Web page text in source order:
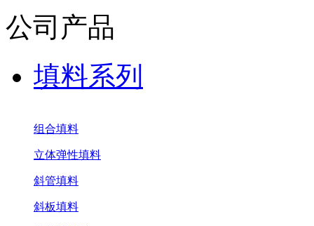
公司产品
填料系列
组合填料
立体弹性填料
斜管填料
斜板填料